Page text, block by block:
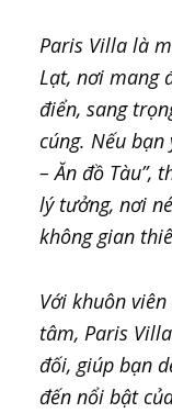
Paris Villa là
Lạt, nơi mang
điển, sang
cúng. Nếu bạn
– Ăn đồ Tàu”,
lý tưởng, nơi
không gian
Với khuôn
tâm, Paris
đối, giúp bạn
đến nổi bật